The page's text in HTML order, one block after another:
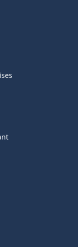
externe
s'ouvrira dans une
s'ouvrira
externe s'ouvrira